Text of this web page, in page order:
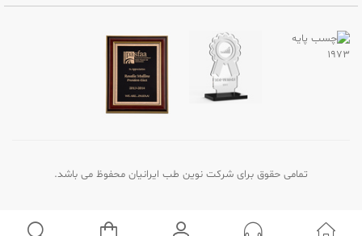
تمامی حقوق برای شرکت نوین طب ایرانیان محفوظ می باشد.